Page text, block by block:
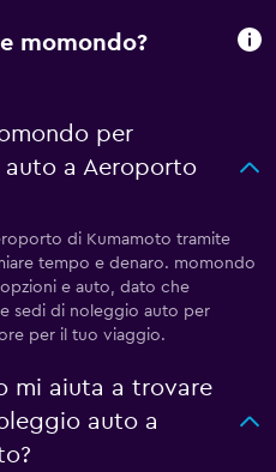
momondo?
per
a Aeroporto
di Kumamoto tramite
tempo e denaro. momondo
e auto, dato che
sedi di noleggio auto per
per il tuo viaggio.
mi aiuta a trovare
auto a